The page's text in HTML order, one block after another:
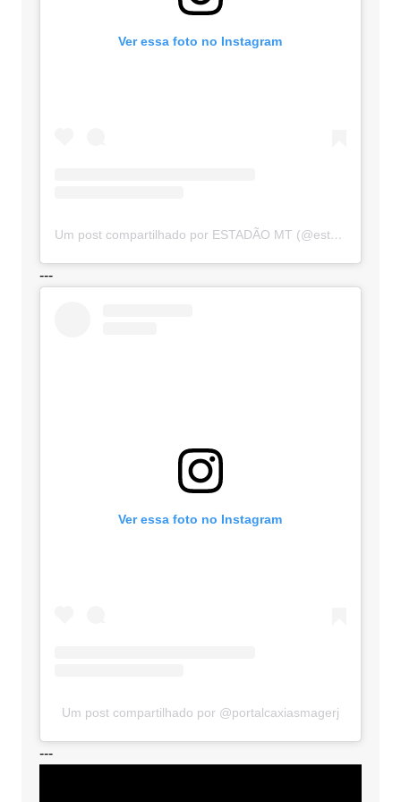
Ver essa foto no Instagram
Um post compartilhado por ESTADÃO MT (@estadaomt)
---
Ver essa foto no Instagram
Um post compartilhado por @portalcaxiasmagerj
---